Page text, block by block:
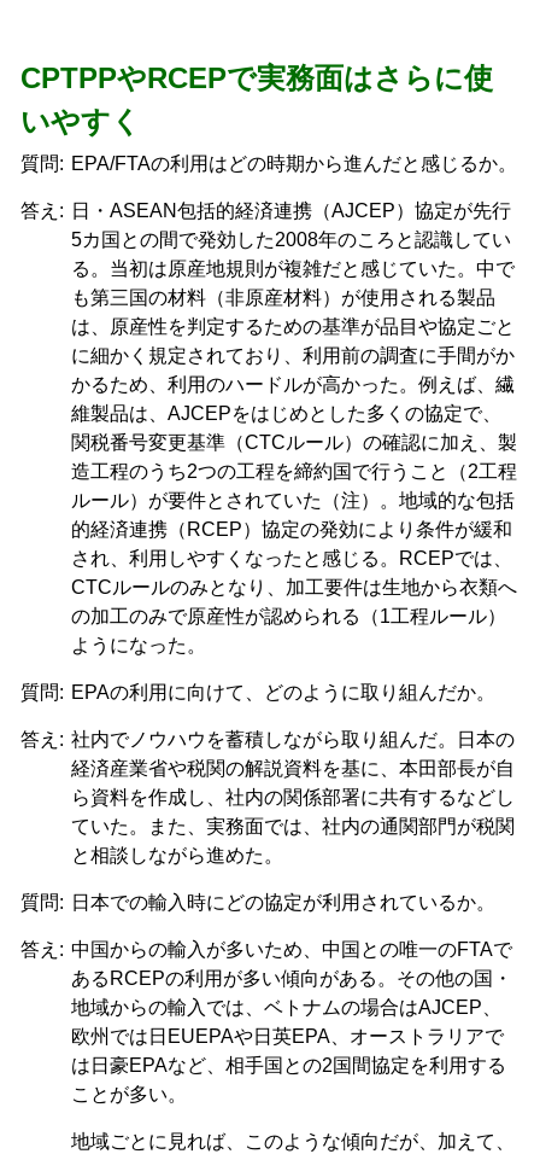
CPTPPやRCEPで実務面はさらに使
いやすく
質問: EPA/FTAの利用はどの時期から進んだと感じるか。
答え: 日・ASEAN包括的経済連携（AJCEP）協定が先行
5カ国との間で発効した2008年のころと認識してい
る。当初は原産地規則が複雑だと感じていた。中で
も第三国の材料（非原産材料）が使用される製品
は、原産性を判定するための基準が品目や協定ごと
に細かく規定されており、利用前の調査に手間がか
かるため、利用のハードルが高かった。例えば、繊
維製品は、AJCEPをはじめとした多くの協定で、
関税番号変更基準（CTCルール）の確認に加え、製
造工程のうち2つの工程を締約国で行うこと（2工程
ルール）が要件とされていた（注）。地域的な包括
的経済連携（RCEP）協定の発効により条件が緩和
され、利用しやすくなったと感じる。RCEPでは、
CTCルールのみとなり、加工要件は生地から衣類へ
の加工のみで原産性が認められる（1工程ルール）
ようになった。
質問: EPAの利用に向けて、どのように取り組んだか。
答え: 社内でノウハウを蓄積しながら取り組んだ。日本の
経済産業省や税関の解説資料を基に、本田部長が自
ら資料を作成し、社内の関係部署に共有するなどし
ていた。また、実務面では、社内の通関部門が税関
と相談しながら進めた。
質問: 日本での輸入時にどの協定が利用されているか。
答え: 中国からの輸入が多いため、中国との唯一のFTAで
あるRCEPの利用が多い傾向がある。その他の国・
地域からの輸入では、ベトナムの場合はAJCEP、
欧州では日EUEPAや日英EPA、オーストラリアで
は日豪EPAなど、相手国との2国間協定を利用する
ことが多い。
地域ごとに見れば、このような傾向だが、加えて、